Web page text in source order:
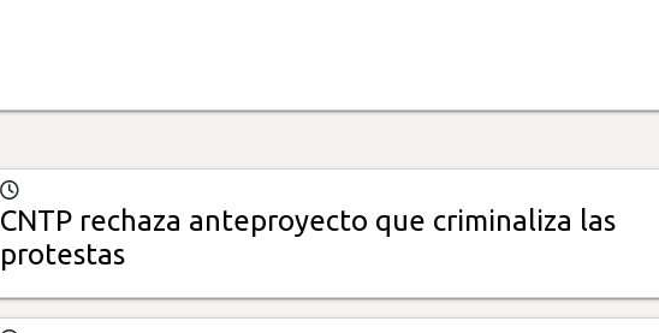
CNTP rechaza anteproyecto que criminaliza las
protestas